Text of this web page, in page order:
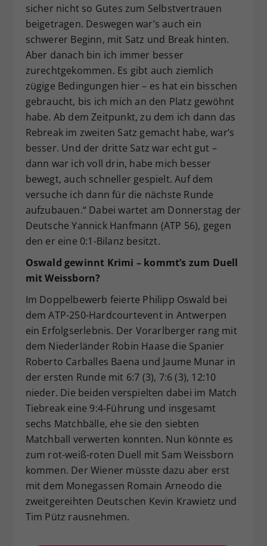
sicher nicht so Gutes zum Selbstvertrauen
beigetragen. Deswegen war’s auch ein
schwerer Beginn, mit Satz und Break hinten.
Aber danach bin ich immer besser
zurechtgekommen. Es gibt auch ziemlich
zügige Bedingungen hier – es hat ein bisschen
gebraucht, bis ich mich an den Platz gewöhnt
habe. Ab dem Zeitpunkt, zu dem ich dann das
Rebreak im zweiten Satz gemacht habe, war’s
besser. Und der dritte Satz war echt gut –
dann war ich voll drin, habe mich besser
bewegt, auch schneller gespielt. Auf dem
versuche ich dann für die nächste Runde
aufzubauen.“ Dabei wartet am Donnerstag der
Deutsche Yannick Hanfmann (ATP 56), gegen
den er eine 0:1-Bilanz besitzt.
Oswald gewinnt Krimi – kommt’s zum Duell
mit Weissborn?
Im Doppelbewerb feierte Philipp Oswald bei
dem ATP-250-Hardcourtevent in Antwerpen
ein Erfolgserlebnis. Der Vorarlberger rang mit
dem Niederländer Robin Haase die Spanier
Roberto Carballes Baena und Jaume Munar in
der ersten Runde mit 6:7 (3), 7:6 (3), 12:10
nieder. Die beiden verspielten dabei im Match
Tiebreak eine 9:4-Führung und insgesamt
sechs Matchbälle, ehe sie den siebten
Matchball verwerten konnten. Nun könnte es
zum rot-weiß-roten Duell mit Sam Weissborn
kommen. Der Wiener müsste dazu aber erst
mit dem Monegassen Romain Arneodo die
zweitgereihten Deutschen Kevin Krawietz und
Tim Pütz rausnehmen.